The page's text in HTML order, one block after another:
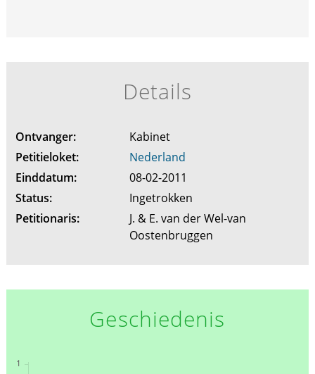
Details
Ontvanger:
Kabinet
Petitieloket:
Nederland
Einddatum:
08-02-2011
Status:
Ingetrokken
Petitionaris:
J. & E. van der Wel-van
Oostenbruggen
Geschiedenis